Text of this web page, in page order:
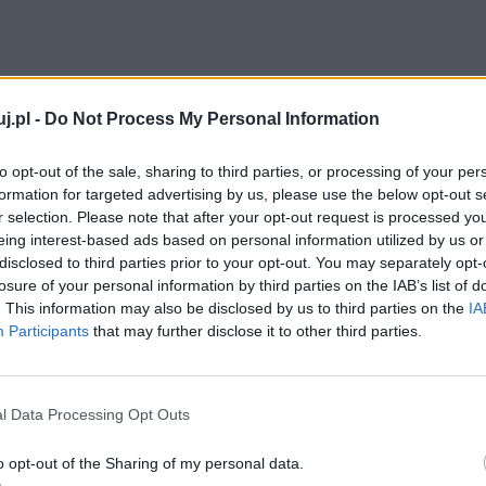
- Do Not Process My Personal Information
opt-out of the sale, sharing to third parties, or processing of your
for targeted advertising by us, please use the below opt-out
selection. Please note that after your opt-out request is processed
interest-based ads based on personal information utilized by us
to third parties prior to your opt-out. You may separately
of your personal information by third parties on the IAB’s list of
This information may also be disclosed by us to third parties on the
Participants that may further disclose it to other third parties.
Data Processing Opt Outs
opt-out of the Sharing of my personal data.
się, jakimi cechami charakteryzował się
końca XIX wieku. Brak poszanowania dla
uboższych i słabszych od siebie, patrzenie na
życia – to tylko niektóre cechy, które miał